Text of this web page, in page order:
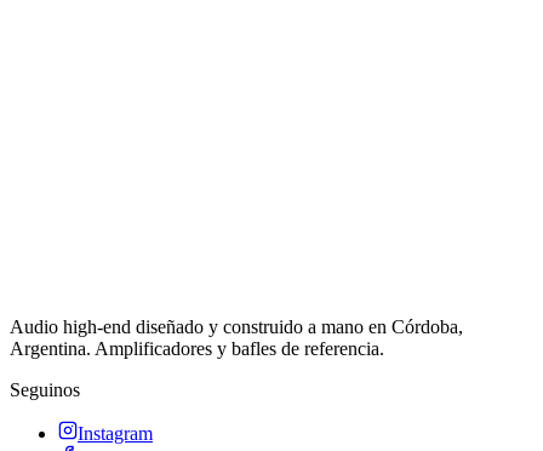
Audio high-end diseñado y construido a mano en Córdoba,
Argentina. Amplificadores y bafles de referencia.
Seguinos
Instagram